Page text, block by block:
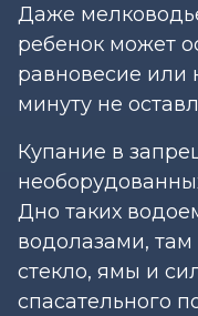
Даже
ребенок может
равновесие или
минуту не
Купание в
Дно таких
водолазами, там
стекло, ямы и
спасательного